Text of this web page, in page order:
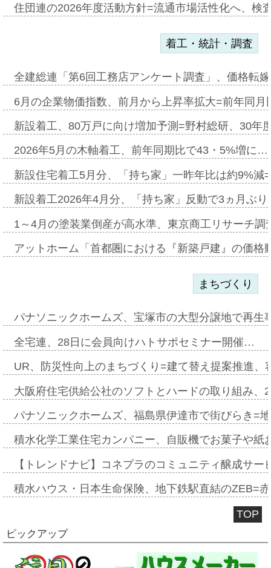
住団連の2026年度活動方針=流通市場活性化へ、検
着工・統計・調査
全建総連「第6回工務店アンケート調査」、価格転
6月の企業物価指数、前月から上昇率拡大=前年同
新設着工、80万戸に向け増加予測=野村総研、30年
2026年5月の木軸着工、前年同期比で43・5%増に…
新設住宅着工5月分、「持ち家」一昨年比は約9%
新設着工2026年4月分、「持ち家」反動で3ヵ月ぶ
1～4月の塗装業倒産が高水準、東京商工リサーチ
アットホーム「首都圏における『新築戸建』の価
まちづくり
パナソニックホームズ、宝塚市の大型分譲地で再
全宅連、28日に会員向けハトサポセミナー開催…
UR、防災性向上のまちづくり=建て替え提案推進
大阪府住宅供給公社のソフトとハードの取り組み
パナソニックホームズ、福島県伊達市で街びらき=
積水化学工業住宅カンパニー、自販機でお菓子や
【トレンドナビ】コネプラのコミュニティ醸成サ
積水ハウス・日本生命保険、地下鉄駅直結のZEB=
TOP
ピックアップ